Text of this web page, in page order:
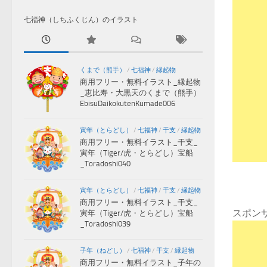
スポン
七福神（しちふくじん）のイラスト
くまで（熊手） / 七福神/ 縁起物
商用フリー・無料イラスト_縁起物
_恵比寿・大黒天のくまで（熊手）
EbisuDaikokutenKumade006
寅年（とらどし） / 七福神/ 干支 / 縁起物
商用フリー・無料イラスト_干支_
寅年（Tiger/虎・とらどし）宝船
_Toradoshi040
寅年（とらどし） / 七福神/ 干支 / 縁起物
商用フリー・無料イラスト_干支_
寅年（Tiger/虎・とらどし）宝船
_Toradoshi039
子年（ねどし） / 七福神/ 干支 / 縁起物
商用フリー・無料イラスト_子年の